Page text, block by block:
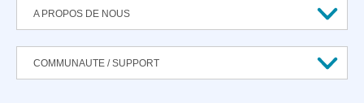
A PROPOS DE NOUS
COMMUNAUTE / SUPPORT